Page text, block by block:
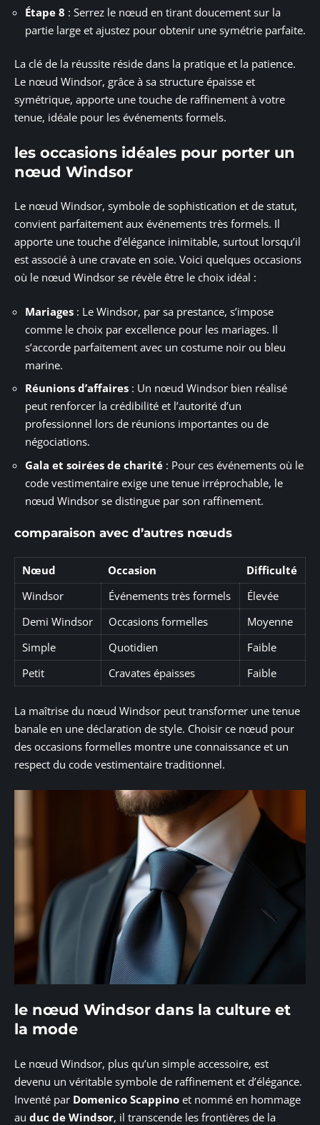
Étape 8 : Serrez le nœud en tirant doucement sur la
partie large et ajustez pour obtenir une symétrie parfaite.
La clé de la réussite réside dans la pratique et la patience.
Le nœud Windsor, grâce à sa structure épaisse et
symétrique, apporte une touche de raffinement à votre
tenue, idéale pour les événements formels.
les occasions idéales pour porter un
nœud Windsor
Le nœud Windsor, symbole de sophistication et de statut,
convient parfaitement aux événements très formels. Il
apporte une touche d’élégance inimitable, surtout lorsqu’il
est associé à une cravate en soie. Voici quelques occasions
où le nœud Windsor se révèle être le choix idéal :
Mariages : Le Windsor, par sa prestance, s’impose
comme le choix par excellence pour les mariages. Il
s’accorde parfaitement avec un costume noir ou bleu
marine.
Réunions d’affaires : Un nœud Windsor bien réalisé
peut renforcer la crédibilité et l’autorité d’un
professionnel lors de réunions importantes ou de
négociations.
Gala et soirées de charité : Pour ces événements où le
code vestimentaire exige une tenue irréprochable, le
nœud Windsor se distingue par son raffinement.
comparaison avec d’autres nœuds
Nœud Occasion
Difficulté
Windsor
Événements très formels
Élevée
Demi Windsor
Occasions formelles
Moyenne
Simple
Quotidien
Faible
Petit
Cravates épaisses Faible
La maîtrise du nœud Windsor peut transformer une tenue
banale en une déclaration de style. Choisir ce nœud pour
des occasions formelles montre une connaissance et un
respect du code vestimentaire traditionnel.
le nœud Windsor dans la culture et
la mode
Le nœud Windsor, plus qu’un simple accessoire, est
devenu un véritable symbole de raffinement et d’élégance.
Inventé par Domenico Scappino et nommé en hommage
au duc de Windsor, il transcende les frontières de la